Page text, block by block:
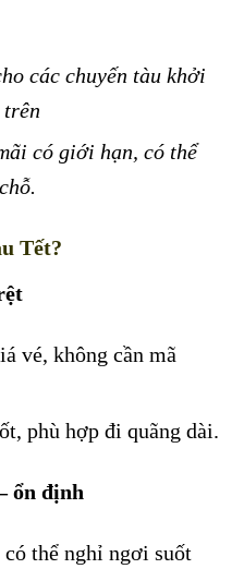
các chuyến tàu khởi
có giới hạn, có thể
Tết?
vé, không cần mã
phù hợp đi quãng dài.
ổn định
thể nghỉ ngơi suốt